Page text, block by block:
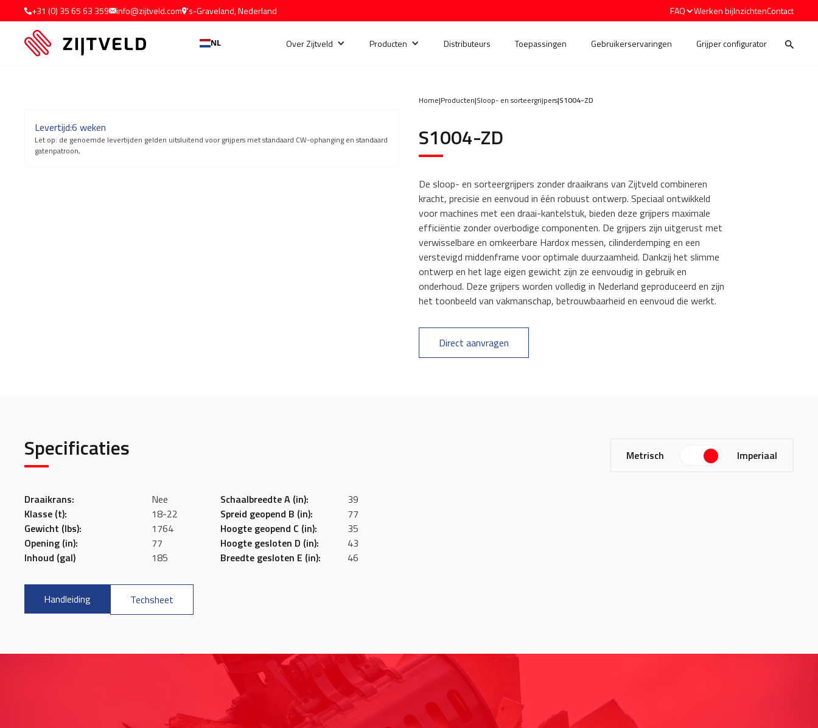
+31 (0) 35 65 63 359 info@zijtveld.com 's-Graveland, Nederland FAQ Werken bijInzichtenContact
NL Over Zijtveld Producten Distributeurs Toepassingen Gebruikerservaringen Grijper configurator
Levertijd:6 weken
Let op: de genoemde levertijden gelden uitsluitend voor grijpers met standaard CW-ophanging en standaard
gatenpatroon,
Home|Producten|Sloop- en sorteergrijpers|S1004-ZD
S1004-ZD
De sloop- en sorteergrijpers zonder draaikrans van Zijtveld combineren
kracht, precisie en eenvoud in één robuust ontwerp. Speciaal ontwikkeld
voor machines met een draai-kantelstuk, bieden deze grijpers maximale
efficiëntie zonder overbodige componenten. De grijpers zijn uitgerust met
verwisselbare en omkeerbare Hardox messen, cilinderdemping en een
verstevigd middenframe voor optimale duurzaamheid. Dankzij het slimme
ontwerp en het lage eigen gewicht zijn ze eenvoudig in gebruik en
onderhoud. Deze grijpers worden volledig in Nederland geproduceerd en zijn
het toonbeeld van vakmanschap, betrouwbaarheid en eenvoud die werkt.
Direct aanvragen
Specificaties Metrisch Imperiaal
Draaikrans:
Klasse (t):
Gewicht (lbs):
Opening (in):
Inhoud (gal)
Nee
18-22
1764
77
185
Schaalbreedte A (in):
Spreid geopend B (in):
Hoogte geopend C (in):
Hoogte gesloten D (in):
Breedte gesloten E (in):
39
77
35
43
46
Handleiding Techsheet